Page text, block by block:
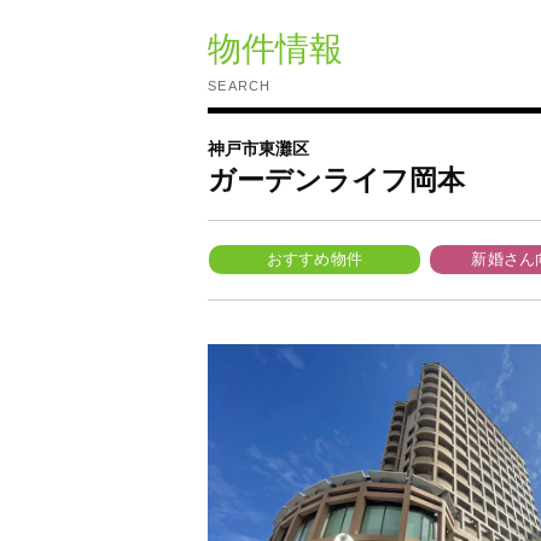
物件情報
SEARCH
神戸市東灘区
ガーデンライフ岡本
おすすめ物件 新婚さん